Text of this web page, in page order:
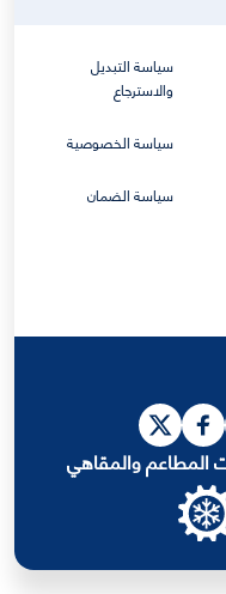
سياسة التبديل
والاسترجاع
سياسة الخصوصية
سياسة الضمان